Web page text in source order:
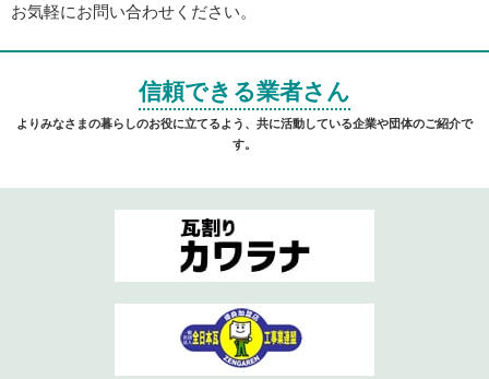
お気軽にお問い合わせください。
信頼できる業者さん
よりみなさまの暮らしのお役に立てるよう、共に活動している企業や団体のご紹介で
す。